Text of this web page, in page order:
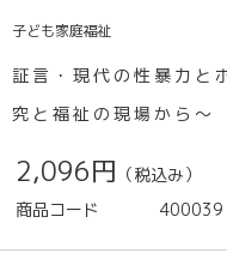
子ども家庭福祉
証言・現代の性暴力と
究と福祉の現場から～
2,096円 （税込み）
商品コード
400039